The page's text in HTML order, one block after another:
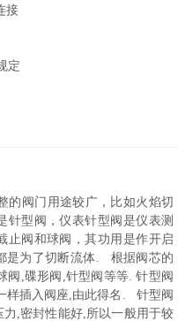
接
定
阀门用途较广，比如火焰切
针型阀，仪表针型阀是仪表测
止阀和球阀，其功用是作开启
是为了切断流体. 根据阀芯的
阀,碟形阀,针型阀等等. 针型阀
样插入阀座,由此得名. 针型阀
,密封性能好,所以一般用于较